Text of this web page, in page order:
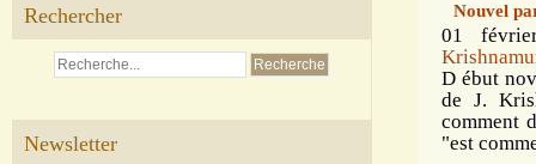
Rechercher
Newsletter
Nouvel
01
D ébut
de J.
comment
"est